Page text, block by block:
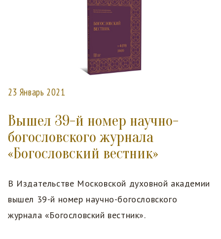
23 Январь 2021
Вышел 39-й номер научно-
богословского журнала
«Богословский вестник»
В Издательстве Московской духовной академии
вышел 39-й номер научно-богословского
журнала «Богословский вестник».